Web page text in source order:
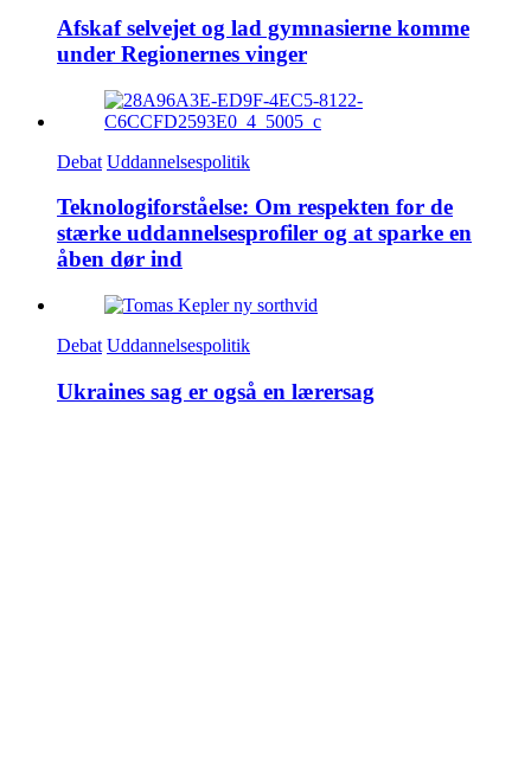
Afskaf selvejet og lad gymnasierne komme
under Regionernes vinger
Debat Uddannelsespolitik
Teknologiforståelse: Om respekten for de
stærke uddannelsesprofiler og at sparke en
åben dør ind
Debat Uddannelsespolitik
Ukraines sag er også en lærersag